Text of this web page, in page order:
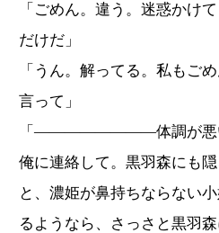
「ごめん。違う。迷惑かけ
だけだ」
「うん。解ってる。私もご
言って」
「――――――――体調が悪い
俺に連絡して。黒羽森にも
と、濃姫が鼻持ちならない
るようなら、さっさと黒羽